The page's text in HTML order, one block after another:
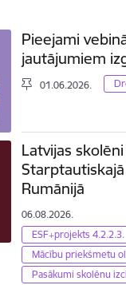
Pieejami
jautājumiem
01.06.2026.
Latvijas
Rumānijā
06.08.2026.
ESF+projekts 4.2.2.3.
Mācību priekšmetu
Pasākumi skolēnu